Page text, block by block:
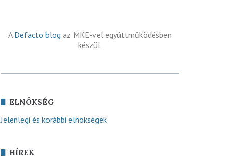
A Defacto blog az MKE-vel együttműködésben
készül.
ELNÖKSÉG
Jelenlegi és korábbi elnökségek
HÍREK